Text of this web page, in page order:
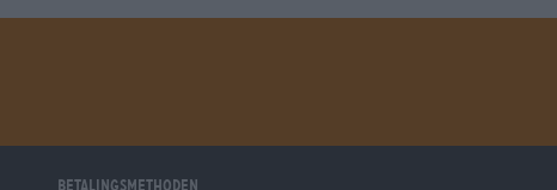
Betalingsmethoden